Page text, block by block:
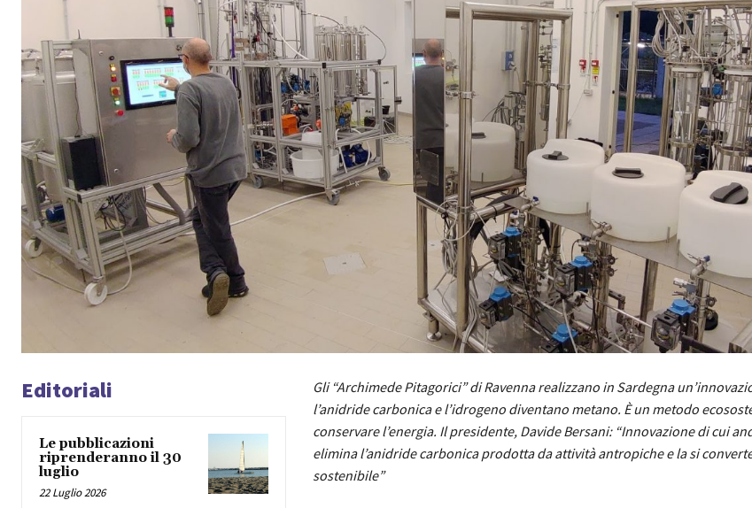
Editoriali
Le pubblicazioni
riprenderanno il 30
luglio
22 Luglio 2026
Gli “Archimede Pitagorici” di Ravenna realizzano in Sardegna
l’anidride carbonica e l’idrogeno diventano metano. È un metodo
conservare l’energia. Il presidente, Davide Bersani: “Innovazione di cui
elimina l’anidride carbonica prodotta da attività antropiche e la si
sostenibile”